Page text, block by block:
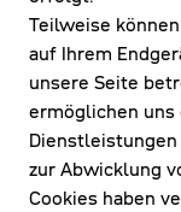
Teilweise
auf Ihrem
unsere Seite
ermöglichen
Dienstleistungen
zur Abwicklung
Cookies haben